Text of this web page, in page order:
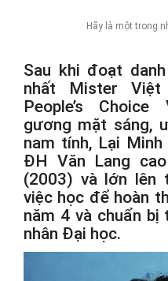
Hãy là một trong
Sau khi đoạt
nhất Mister
People’s
gương mặt sáng,
nam tính, Lại Minh
ĐH Văn Lang
(2003) và lớn lên
việc học để hoàn
năm 4 và chuẩn bị
nhân Đại học.